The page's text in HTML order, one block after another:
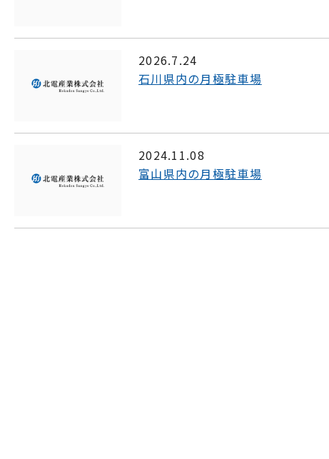
2026.7.24
石川県内の月極駐車場
2024.11.08
富山県内の月極駐車場